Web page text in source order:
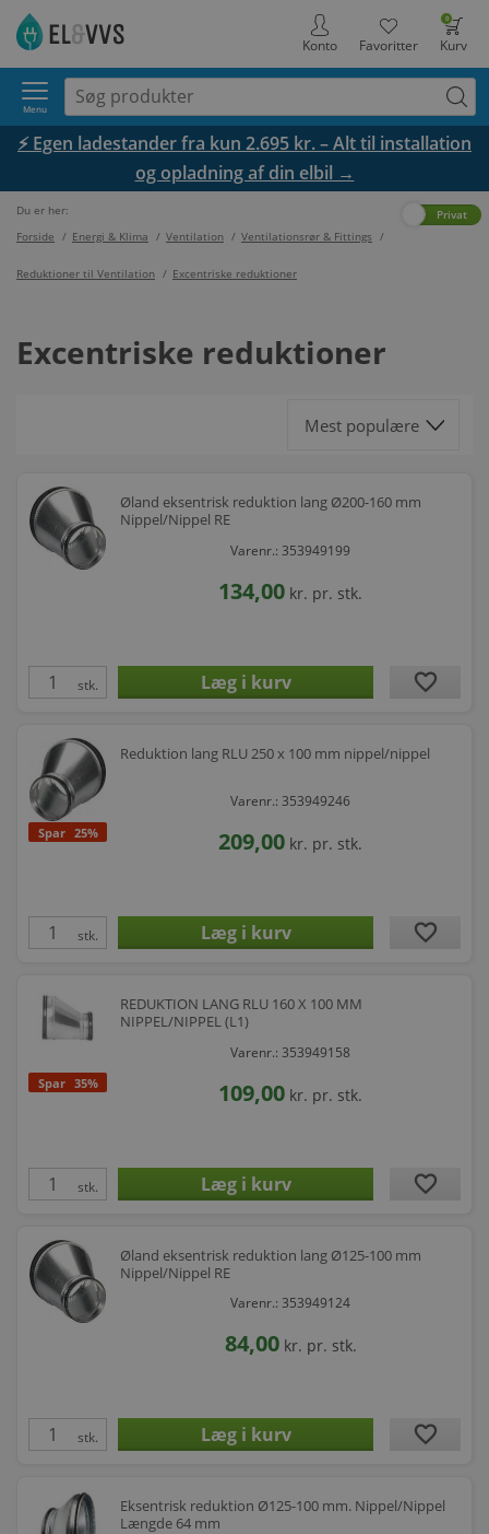
0
Kurv
Favoritter
Konto
Menu
⚡ Egen ladestander fra kun 2.695 kr. – Alt til installation
og opladning af din elbil →
Du er her:
Forside / Energi & Klima / Ventilation / Ventilationsrør & Fittings /
Reduktioner til Ventilation / Excentriske reduktioner
Privat
Excentriske reduktioner
Øland eksentrisk reduktion lang Ø200-160 mm
Nippel/Nippel RE
Varenr.: 353949199
134,00 kr. pr. stk.
stk. favorite
Spar 25%
Reduktion lang RLU 250 x 100 mm nippel/nippel
Varenr.: 353949246
209,00 kr. pr. stk.
stk. favorite
Spar 35%
REDUKTION LANG RLU 160 X 100 MM
NIPPEL/NIPPEL (L1)
Varenr.: 353949158
109,00 kr. pr. stk.
stk. favorite
Øland eksentrisk reduktion lang Ø125-100 mm
Nippel/Nippel RE
Varenr.: 353949124
84,00 kr. pr. stk.
stk. favorite
Eksentrisk reduktion Ø125-100 mm. Nippel/Nippel
Længde 64 mm